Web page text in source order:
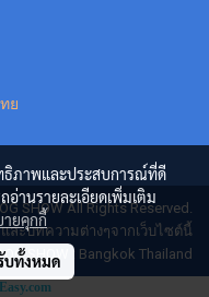
ย
SHOW All Rights Reserved.
ละบทความต่างๆจากเว็บไซต์นี้
SHOW : Bangkok Thailand
ธิภาพและประสบการณ์ที่ดี
อ่านรายละเอียดเพิ่มเติม
ายคุกกี้
บทั้งหมด